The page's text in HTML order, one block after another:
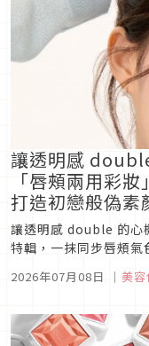
讓透明感
「唇頰兩用彩
打造初戀般偽素
讓透明感 double 的心
特輯，一抹同步唇頰
2026年07月08日 ｜ 美容